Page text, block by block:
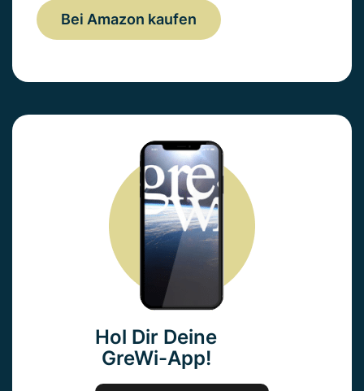
Bei Amazon kaufen
Hol Dir Deine
GreWi-App!